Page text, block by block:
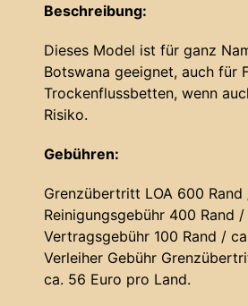
Beschreibung:
Dieses Model ist für ganz
Botswana geeignet, auch für
Trockenflussbetten, wenn
Risiko.
Gebühren:
Grenzübertritt LOA 600 Rand
Reinigungsgebühr 400 Rand
Vertragsgebühr 100 Rand /
Verleiher Gebühr
ca. 56 Euro pro Land.